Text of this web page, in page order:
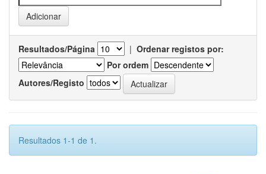
Resultados/Página | Ordenar registos por:
Por ordem
Autores/Registo
Resultados 1-1 de 1.